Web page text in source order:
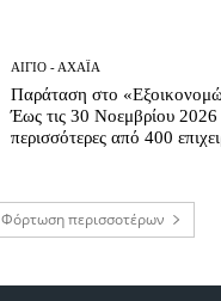
ΑΊΓΙΟ - ΑΧΑΪ́Α
Παράταση στο
Έως τις 30 Νοεμβρίου 2026
περισσότερες από 400
Φόρτωση περισσοτέρων